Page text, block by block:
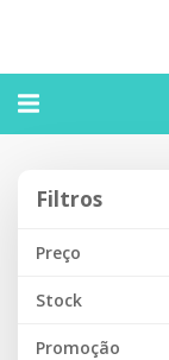
Alternar
Filtros
Preço
Stock
Promoção